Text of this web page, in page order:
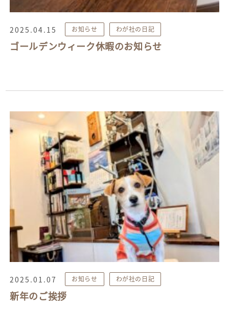
2025.04.15 お知らせ わが社の日記
ゴールデンウィーク休暇のお知らせ
2025.01.07 お知らせ わが社の日記
新年のご挨拶